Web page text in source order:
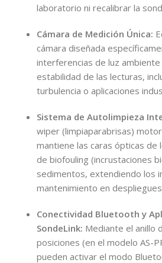
laboratorio ni recalibrar la
Cámara de Medición Única:
cámara diseñada
interferencias de luz
estabilidad de las lecturas,
turbulencia o aplicaciones
Sistema de Autolimpieza
wiper (limpiaparabrisas)
mantiene las caras ópticas de
de biofouling (incrustaciones
sedimentos, extendiendo los
mantenimiento en
Conectividad Bluetooth y
SondeLink: Mediante el anillo
posiciones (en el modelo AS-
pueden activar el modo